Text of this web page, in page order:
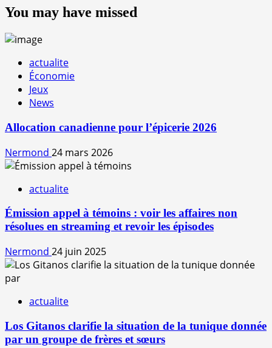
You may have missed
actualite
Économie
Jeux
News
Allocation canadienne pour l’épicerie 2026
Nermond 24 mars 2026
actualite
Émission appel à témoins : voir les affaires non
résolues en streaming et revoir les épisodes
Nermond 24 juin 2025
actualite
Los Gitanos clarifie la situation de la tunique donnée
par un groupe de frères et sœurs